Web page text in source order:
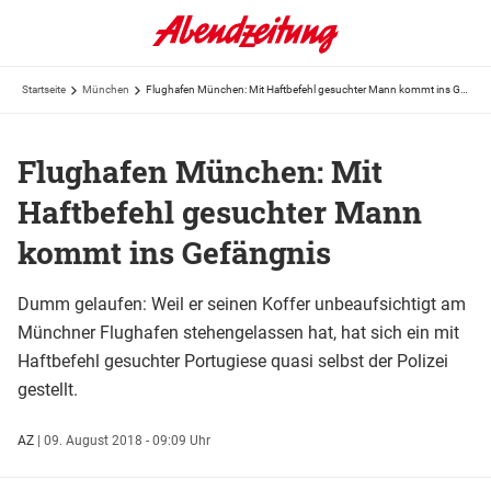
Startseite München
Flughafen München: Mit
Haftbefehl gesuchter Mann
kommt ins Gefängnis
Dumm gelaufen: Weil er seinen Koffer unbeaufsichtigt am
Münchner Flughafen stehengelassen hat, hat sich ein mit
Haftbefehl gesuchter Portugiese quasi selbst der Polizei
gestellt.
AZ | 09. August 2018 - 09:09 Uhr